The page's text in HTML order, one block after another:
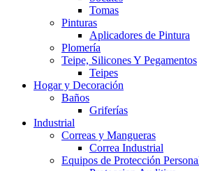
Tomas
Pinturas
Aplicadores de Pintura
Plomería
Teipe, Silicones Y Pegamentos
Teipes
Hogar y Decoración
Baños
Griferías
Industrial
Correas y Mangueras
Correa Industrial
Equipos de Protección